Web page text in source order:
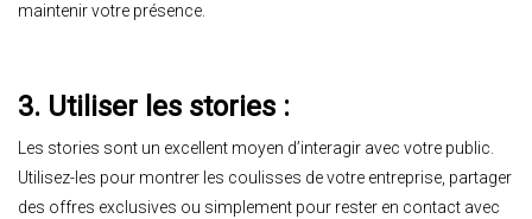
maintenir votre présence.
3. Utiliser les stories :
Les stories sont un excellent moyen d’interagir avec votre public.
Utilisez-les pour montrer les coulisses de votre entreprise, partager
des offres exclusives ou simplement pour rester en contact avec